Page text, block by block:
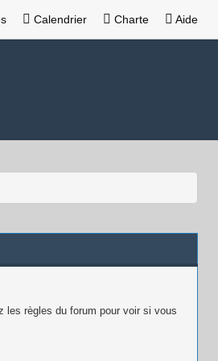
Calendrier Charte Aide
les règles du forum pour voir si vous